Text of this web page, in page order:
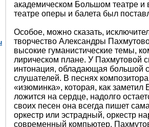
академическом Большом театре и
театре оперы и балета был
Особое, можно сказать,
творчество Александры
высокие гуманистические темы,
лирическом плане. У Пахмутовой
интонация, обладающая большой
слушателей. В песнях
«изюминка», которая, как заметил
ложится на сердце, надолго
своих песен она всегда пишет
оркестр или эстрадный, оркестр
современный компьютер.